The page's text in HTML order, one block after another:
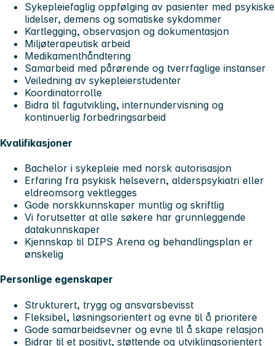
Sykepleiefaglig oppfølging av pasienter med psykiske
lidelser, demens og somatiske sykdommer
Kartlegging, observasjon og dokumentasjon
Miljøterapeutisk arbeid
Medikamenthåndtering
Samarbeid med pårørende og tverrfaglige instanser
Veiledning av sykepleierstudenter
Koordinatorrolle
Bidra til fagutvikling, internundervisning og
kontinuerlig forbedringsarbeid
Kvalifikasjoner
Bachelor i sykepleie med norsk autorisasjon
Erfaring fra psykisk helsevern, alderspsykiatri eller
eldreomsorg vektlegges
Gode norskkunnskaper muntlig og skriftlig
Vi forutsetter at alle søkere har grunnleggende
datakunnskaper
Kjennskap til DIPS Arena og behandlingsplan er
ønskelig
Personlige egenskaper
Strukturert, trygg og ansvarsbevisst
Fleksibel, løsningsorientert og evne til å prioritere
Gode samarbeidsevner og evne til å skape relasjon
Bidrar til et positivt, støttende og utviklingsorientert